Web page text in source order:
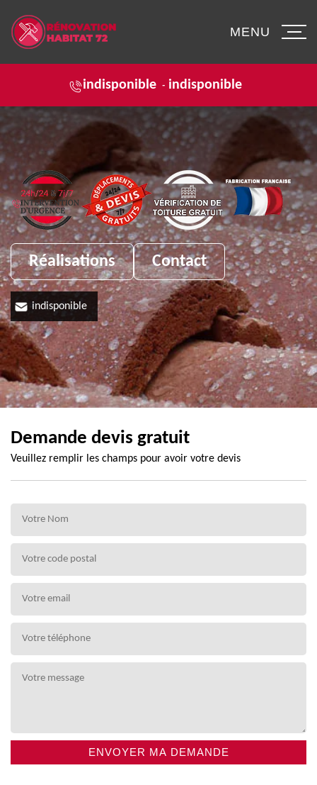
indisponible - indisponible
MENU
Réalisations Contact
indisponible
Demande devis gratuit
Veuillez remplir les champs pour avoir votre devis